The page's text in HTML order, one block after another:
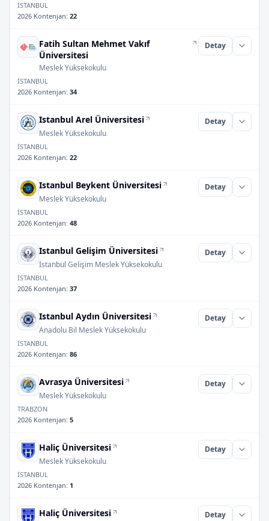
İSTANBUL
2026 Kontenjan: 22
Fatih Sultan Mehmet Vakıf
Üniversitesi
Meslek Yüksekokulu
Detay
İSTANBUL
2026 Kontenjan: 34
Istanbul Arel Üniversitesi
Meslek Yüksekokulu
Detay
İSTANBUL
2026 Kontenjan: 22
Istanbul Beykent Üniversitesi
Meslek Yüksekokulu
Detay
İSTANBUL
2026 Kontenjan: 48
Istanbul Gelişim Üniversitesi
İstanbul Gelişim Meslek Yüksekokulu
Detay
İSTANBUL
2026 Kontenjan: 37
Istanbul Aydın Üniversitesi
Anadolu Bil Meslek Yüksekokulu
Detay
İSTANBUL
2026 Kontenjan: 86
Avrasya Üniversitesi
Meslek Yüksekokulu
Detay
TRABZON
2026 Kontenjan: 5
Haliç Üniversitesi
Meslek Yüksekokulu
Detay
İSTANBUL
2026 Kontenjan: 1
Haliç Üniversitesi Detay